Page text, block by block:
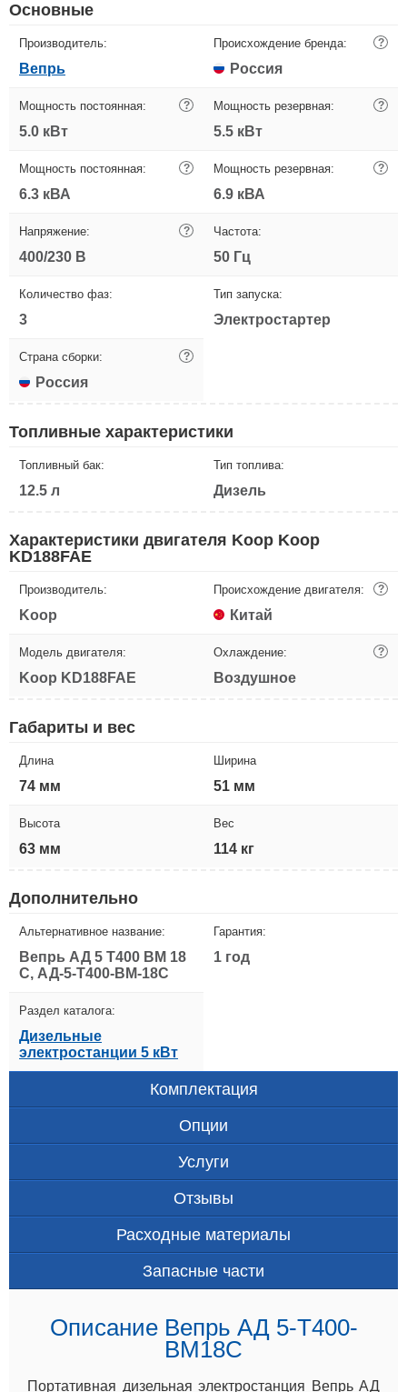
Основные
Производитель:
Вепрь
Происхождение бренда: ?
Россия
Мощность постоянная: ?
5.0 кВт
Мощность резервная: ?
5.5 кВт
Мощность постоянная: ?
6.3 кВА
Мощность резервная: ?
6.9 кВА
Напряжение: ?
400/230 В
Частота:
50 Гц
Количество фаз:
3
Тип запуска:
Электростартер
Страна сборки: ?
Россия
Топливные характеристики
Топливный бак:
12.5 л
Тип топлива:
Дизель
Характеристики двигателя Koop Koop
KD188FAE
Производитель:
Koop
Происхождение двигателя: ?
Китай
Модель двигателя:
Koop KD188FAE
Охлаждение: ?
Воздушное
Габариты и вес
Длина
74 мм
Ширина
51 мм
Высота
63 мм
Вес
114 кг
Дополнительно
Альтернативное название:
Вепрь АД 5 T400 ВМ 18
C, АД-5-T400-ВМ-18C
Гарантия:
1 год
Раздел каталога:
Дизельные
электростанции 5 кВт
Комплектация
Опции
Услуги
Отзывы
Расходные материалы
Запасные части
Описание Вепрь АД 5-T400-
BM18C
Портативная дизельная электростанция Вепрь АД